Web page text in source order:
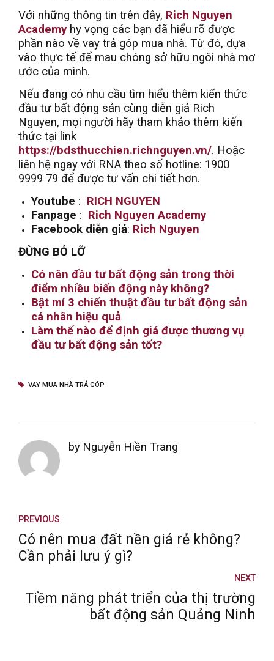
Với những thông tin trên đây, Rich Nguyen
Academyhy vọng các bạn đã hiểu rõ được
phần nào về vay trả góp mua nhà. Từ đó, dựa
vào thực tế để mau chóng sở hữu ngôi nhà mơ
ước của mình.
Nếu đang có nhu cầu tìm hiểu thêm kiến thức
đầu tư bất động sản cùng diễn giả Rich
Nguyen, mọi người hãy tham khảo thêm kiến
thức tại link
https://bdsthucchien.richnguyen.vn/. Hoặc
liên hệ ngay với RNA theo số hotline: 1900
9999 79 để được tư vấn chi tiết hơn.
Youtube : RICH NGUYEN
Fanpage : Rich Nguyen Academy
Facebook diễn giả: Rich Nguyen
ĐỪNG BỎ LỠ
Có nên đầu tư bất động sản trong thời
điểm nhiều biến động này không?
Bật mí 3 chiến thuật đầu tư bất động sản
cá nhân hiệu quả
Làm thế nào để định giá được thương vụ
đầu tư bất động sản tốt?
VAY MUA NHÀ TRẢ GÓP
by Nguyễn Hiền Trang
PREVIOUS
Có nên mua đất nền giá rẻ không?
Cần phải lưu ý gì?
NEXT
Tiềm năng phát triển của thị trường
bất động sản Quảng Ninh